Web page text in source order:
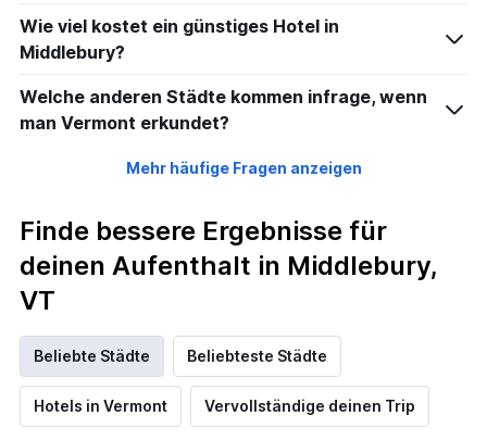
Wie viel kostet ein günstiges Hotel in
Middlebury?
Welche anderen Städte kommen infrage, wenn
man Vermont erkundet?
Mehr häufige Fragen anzeigen
Finde bessere Ergebnisse für
deinen Aufenthalt in Middlebury,
VT
Beliebte Städte Beliebteste Städte
Hotels in Vermont Vervollständige deinen Trip